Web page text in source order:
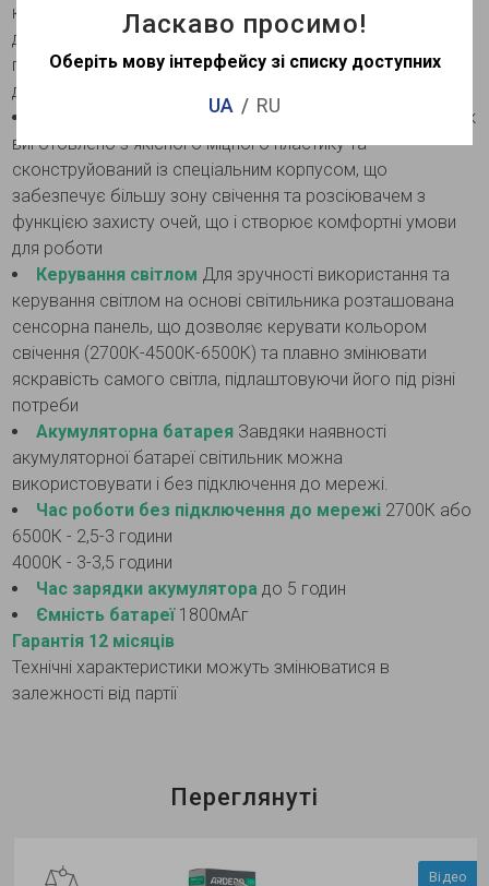
кімнати. Світильник сконструйовано з двома колінами
для згину, що дозволяє спрямовувати світло у
потрібному напрямку під необхідним кутом, що
допомагає комфортній роботі і не засліплює очі.
Високоякісні матеріали та комплектуючі
Світильник
виготовлено з якісного міцного пластику та
сконструйований із спеціальним корпусом, що
забезпечує більшу зону свічення та розсіювачем з
функцією захисту очей, що і створює комфортні умови
для роботи
Керування світлом Для зручності використання та
керування світлом на основі світильника розташована
сенсорна панель, що дозволяє керувати кольором
свічення (2700К-4500К-6500К) та плавно змінювати
яскравість самого світла, підлаштовуючи його під різні
потреби
Акумуляторна батарея Завдяки наявності
акумуляторної батареї світильник можна
використовувати і без підключення до мережі.
Час роботи без підключення до мережі 2700К або
6500К - 2,5-3 години
4000К - 3-3,5 години
Час зарядки акумулятора до 5 годин
Ємність батареї1800мАг
Гарантія 12 місяців
Технічні характеристики можуть змінюватися в
залежності від партії
Переглянуті
Відео
Ласкаво просимо!
Оберіть мову інтерфейсу зі списку доступних
UA RU